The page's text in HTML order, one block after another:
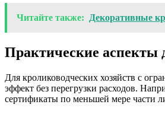
Читайте также: Декоративные
Практические аспекты
Для кролиководческих хозяйств с
эффект без перегрузки расходов.
сертификаты по меньшей мере части